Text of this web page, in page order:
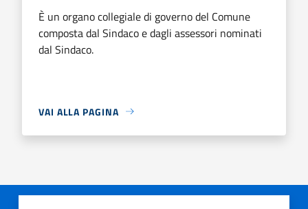
È un organo collegiale di governo del Comune
composta dal Sindaco e dagli assessori nominati
dal Sindaco.
VAI ALLA PAGINA